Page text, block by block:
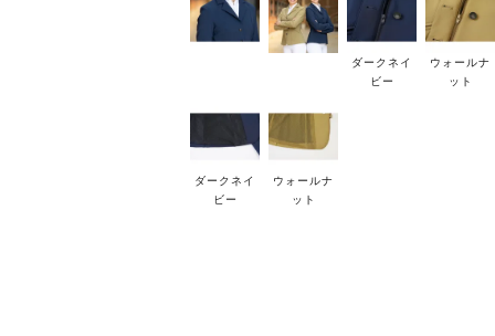
ダークネイ
ビー
ウォールナ
ット
ダークネイ
ビー
ウォールナ
ット